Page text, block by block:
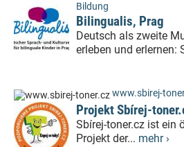
Bildung
Bilingualis, Prag
Deutsch als zweite
erleben und erlernen:
www.sbirej-
Projekt Sbírej-
Sbírej-toner.cz ist ein
Projekt der... mehr ›